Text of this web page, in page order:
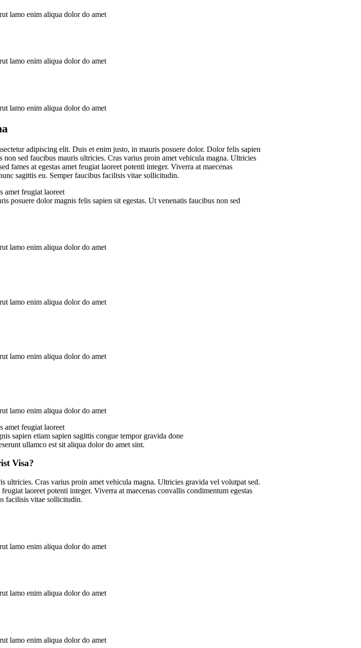
lamo enim aliqua dolor do amet
lamo enim aliqua dolor do amet
lamo enim aliqua dolor do amet
adipiscing elit. Duis et enim justo, in mauris posuere dolor. Dolor felis sapien
non sed faucibus mauris ultricies. Cras varius proin amet vehicula magna. Ultricies
fames at egestas amet feugiat laoreet potenti integer. Viverra at maecenas
sagittis eu. Semper faucibus facilisis vitae sollicitudin.
amet feugiat laoreet
posuere dolor magnis felis sapien sit egestas. Ut venenatis faucibus non sed
lamo enim aliqua dolor do amet
lamo enim aliqua dolor do amet
lamo enim aliqua dolor do amet
lamo enim aliqua dolor do amet
amet feugiat laoreet
sapien etiam sapien sagittis congue tempor gravida done
ullamco est sit aliqua dolor do amet sint.
Visa?
ultricies. Cras varius proin amet vehicula magna. Ultricies gravida vel volutpat sed.
feugiat laoreet potenti integer. Viverra at maecenas convallis condimentum egestas
facilisis vitae sollicitudin.
lamo enim aliqua dolor do amet
lamo enim aliqua dolor do amet
lamo enim aliqua dolor do amet